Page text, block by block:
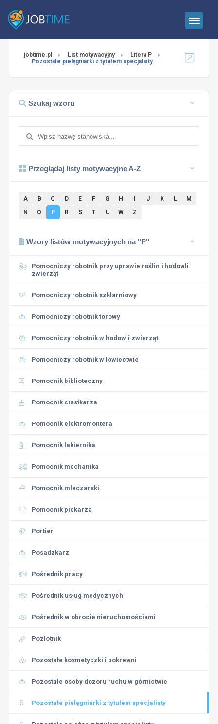
jobtime.pl List motywacyjny
Litera P
Pozostałe pielęgniarki z tytułem specjalisty
Szukaj wzoru
Przeglądaj listy motywacyjne A-Z
A B C D E F G H J K L
M
N
O P R S T U W Z
Wzory listów motywacyjnych na "P"
Pomocniczy robotnik przy uprawie roślin i hodowli
zwierząt
Pomocniczy robotnik szklarniowy
Pomocniczy robotnik torowy
Pomocniczy robotnik w hodowli zwierząt
Pomocniczy robotnik w łowiectwie
Pomocnik biblioteczny
Pomocnik ciastkarza
Pomocnik elektromontera
Pomocnik lakiernika
Pomocnik mechanika
Pomocnik mleczarski
Pomocnik piekarza
Portier
Posadzkarz
Pośrednik pracy
Pośrednik usług medycznych
Pośrednik w obrocie nieruchomościami
Pozłotnik
Pozostałe kosmetyczki i pokrewni
Pozostałe osoby dozoru ruchu w górnictwie
Pozostałe pielęgniarki z tytułem specjalisty